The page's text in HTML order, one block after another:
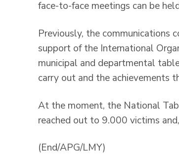
face-to-face meetings can be
Previously, the
support of the International
municipal and departmental
carry out and the achievements
At the moment, the National
reached out to 9.000 victims
(End/APG/LMY)